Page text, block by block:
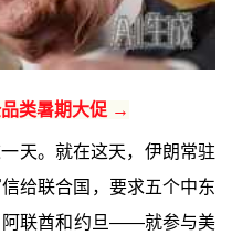
类暑期大促 →
天。就在这天，伊朗常驻
给联合国，要求五个中东
联酋和约旦——就参与美